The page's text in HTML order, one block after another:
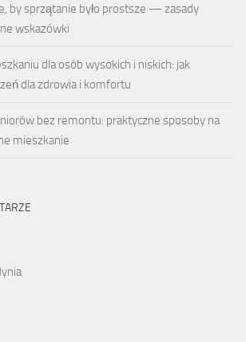
by sprzątanie było prostsze — zasady
wskazówki
dla osób wysokich i niskich: jak
dla zdrowia i komfortu
bez remontu: praktyczne sposoby na
mieszkanie